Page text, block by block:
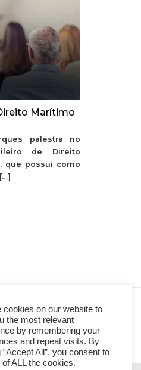
Marítimo
palestra no
de Direito
que possui como
cookies on our website to
the most relevant
by remembering your
and repeat visits. By
All”, you consent to
ALL the cookies.